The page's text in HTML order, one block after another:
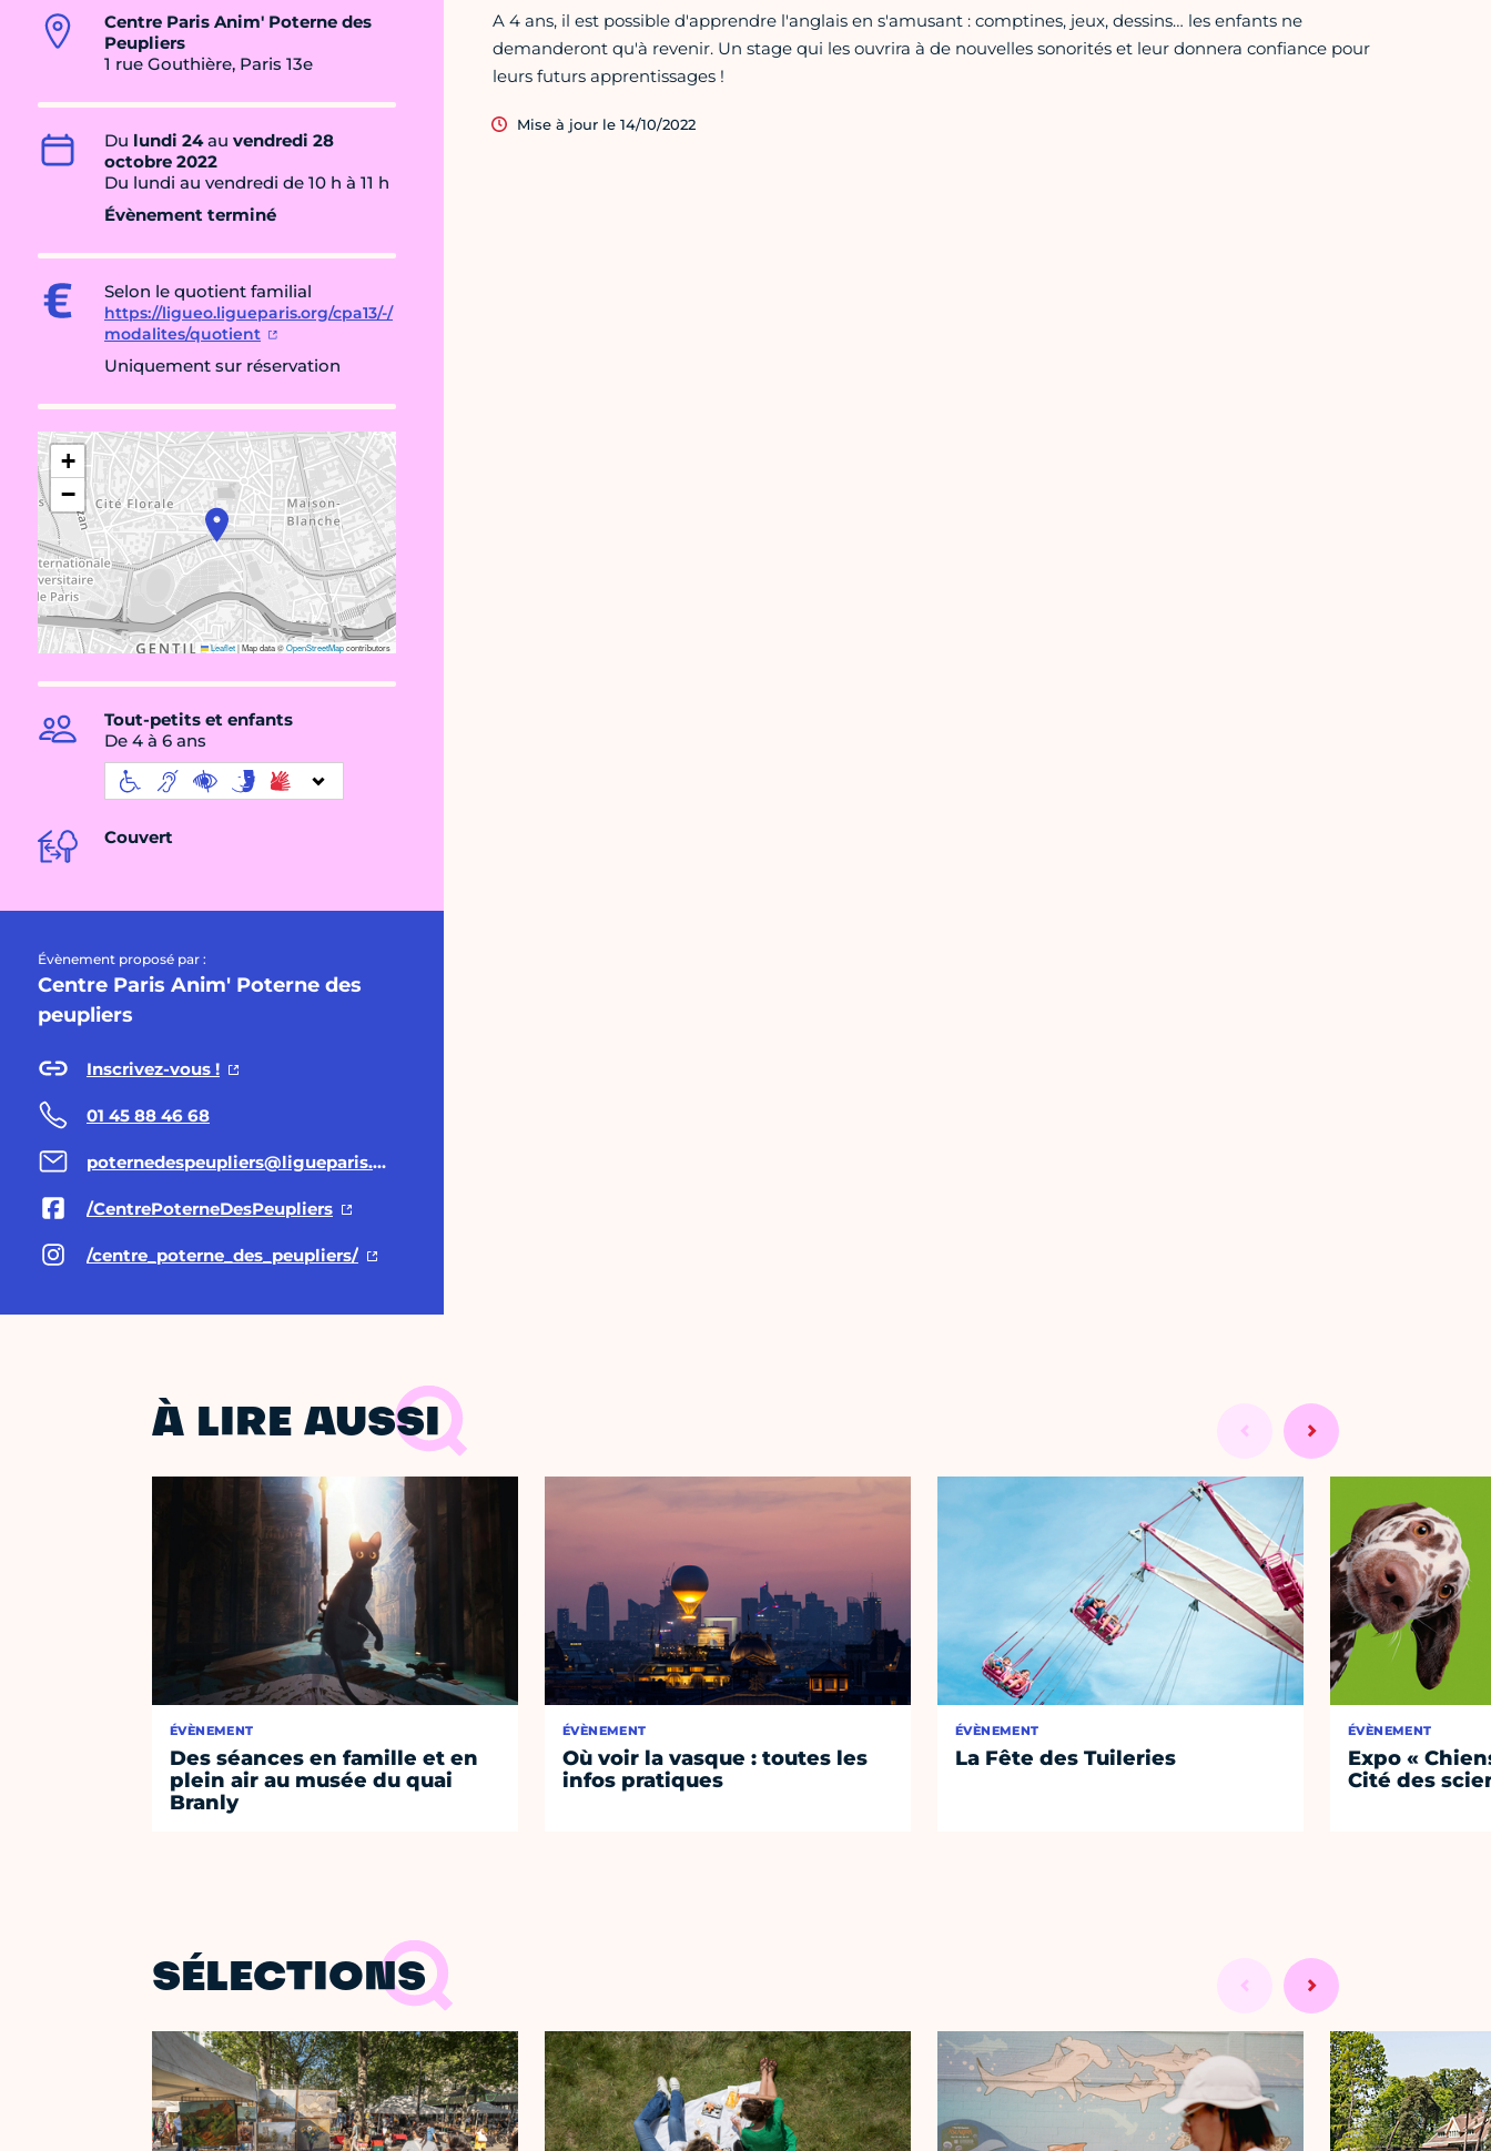
Centre Paris Anim' Poterne des
Peupliers
1 rue Gouthière, Paris 13e
Du lundi 24au vendredi 28
octobre 2022
Du lundi au vendredi de 10 h à 11 h
Évènement terminé
Selon le quotient familial
https://ligueo.ligueparis.org/cpa13/-/
modalites/quotient
Uniquement sur réservation
+
−
Leaflet|Map data ©OpenStreetMapcontributors
Tout-petits et enfants
De 4 à 6 ans
Couvert
Évènement proposé par :
Centre Paris Anim' Poterne des
peupliers
Inscrivez-vous !
01 45 88 46 68
poternedespeupliers@ligueparis.org
/CentrePoterneDesPeupliers
/centre_poterne_des_peupliers/
A 4 ans, il est possible d'apprendre l'anglais en s'amusant : comptines, jeux, dessins… les enfants ne
demanderont qu'à revenir. Un stage qui les ouvrira à de nouvelles sonorités et leur donnera confiance pour
leurs futurs apprentissages !
Mise à jour le 14/10/2022
À LIRE AUSSI
ÉVÈNEMENT
Des séances en famille et en
plein air au musée du quai
Branly
ÉVÈNEMENT
Où voir la vasque : toutes les
infos pratiques
ÉVÈNEMENT
La Fête des Tuileries
ÉVÈNEMENT
Expo «
Cité des
SÉLECTIONS